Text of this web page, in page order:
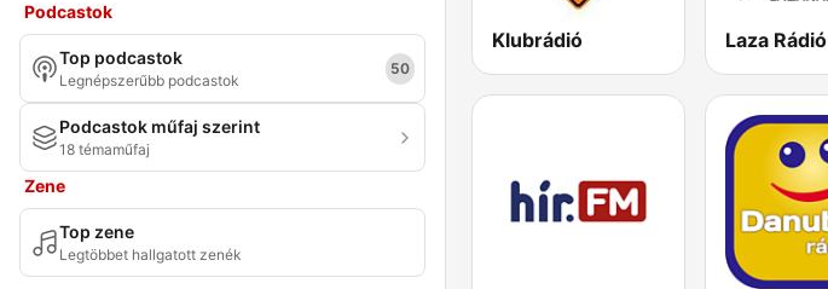
Podcastok
Top podcastok
Legnépszerűbb podcastok
50
Podcastok műfaj szerint
18 témaműfaj
Zene
Top zene
Legtöbbet hallgatott zenék
Klubrádió Laza Rádió